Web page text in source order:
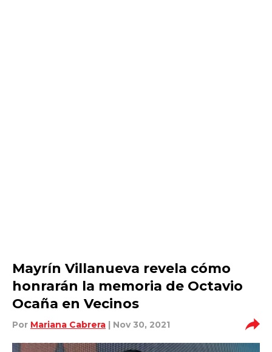
Mayrín Villanueva revela cómo
honrarán la memoria de Octavio
Ocaña en Vecinos
Por Mariana Cabrera | Nov 30, 2021